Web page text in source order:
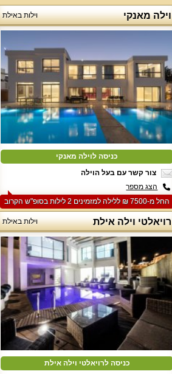
וילה מאנקי וילות באילת
כניסה לוילה מאנקי
צור קשר עם בעל הוילה
הצג מספר
החל מ-‏7500 ₪ ללילה למזמינים 2 לילות בסופ"ש הקרוב
רויאלטי וילה אילת וילות באילת
כניסה לרויאלטי וילה אילת